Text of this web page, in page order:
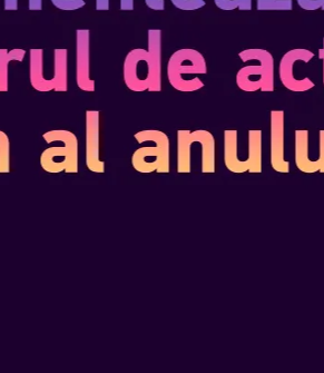
CAPITOL ȘI
Fiecare dintre capitolele lui Mr. E
poate explora. De la zone
litoraluri însorite și jungle
unice pentru subiecții studiilor lui